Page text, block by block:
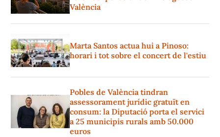
València
Marta Santos actua hui a Pinoso:
horari i tot sobre el concert de l'estiu
Pobles de València tindran
assessorament jurídic gratuït en
consum: la Diputació porta el servici
a 25 municipis rurals amb 50.000
euros